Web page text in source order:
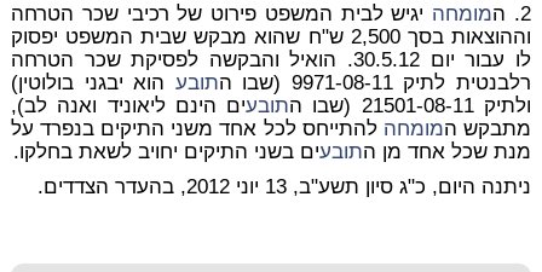
2. ה
מומחה יגיש לבית המשפט פירוט של רכיבי שכר הטרחה
וההוצאות בסך 2,500 ש"ח שהוא מבקש שבית המשפט יפסוק
לו עבור יום 30.5.12. הואיל והבקשה לפסיקת שכר הטרחה
רלבנטית לתיק 9971-08-11 (שבו ה
תובע הוא יבגני בולוטין)
ולתיק 21501-08-11 (שבו ה
תובעים הינם ליאוניד ואנה לב),
מתבקש המומחה להתייחס לכל אחד משני התיקים בנפרד על
מנת שכל אחד מן התובעים בשני התיקים יחויב לשאת בחלקו.
ניתנה היום, כ"ג סיון תשע"ב, 13 יוני 2012, בהעדר הצדדים.